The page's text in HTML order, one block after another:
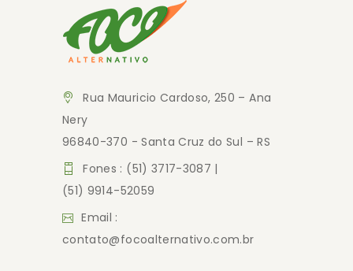
Rua Mauricio Cardoso, 250 – Ana
Nery
96840-370 - Santa Cruz do Sul – RS
Fones : (51) 3717-3087 |
(51) 9914-52059
Email :
contato@focoalternativo.com.br